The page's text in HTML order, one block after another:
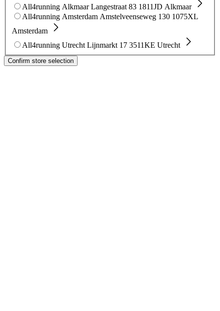
All4running Alkmaar Langestraat 83 1811JD Alkmaar
All4running Amsterdam Amstelveenseweg 130 1075XL
Amsterdam
All4running Utrecht Lijnmarkt 17 3511KE Utrecht
Confirm store selection